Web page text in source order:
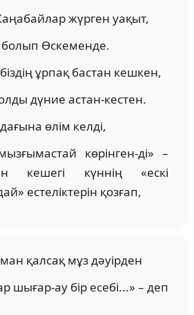
жүрген уақыт,
болып Өскеменде.
ұрпақ бастан кешкен,
дүние астан-кестен.
өлім келді,
көрінген-ді» –
кешегі күннің «ескі
естеліктерін қозғап,
қалсақ мұз дәуірден
шығар-ау бір есебі...» – деп